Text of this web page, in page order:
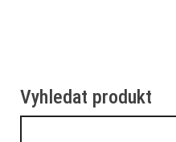
Vyhledat produkt